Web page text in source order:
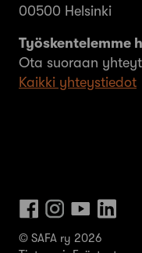
00500 Helsinki
Työskentelemme
Ota suoraan
Kaikki yhteystiedot
© SAFA ry 2026